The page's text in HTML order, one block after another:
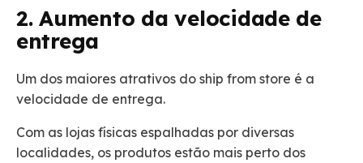
2. Aumento da velocidade de
entrega
Um dos maiores atrativos do ship from store é a
velocidade de entrega.
Com as lojas físicas espalhadas por diversas
localidades, os produtos estão mais perto dos